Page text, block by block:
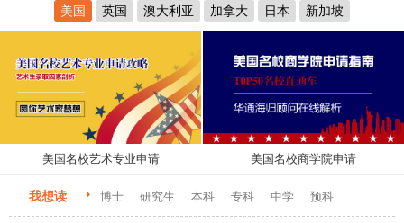
美国
英国 澳大利亚 加拿大 日本 新加坡
美国名校艺术专业申请 美国名校商学院申请
我想读 博士 研究生 本科 专科 中学 预科